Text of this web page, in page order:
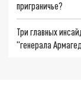
приграничье?
Три главных
"генерала